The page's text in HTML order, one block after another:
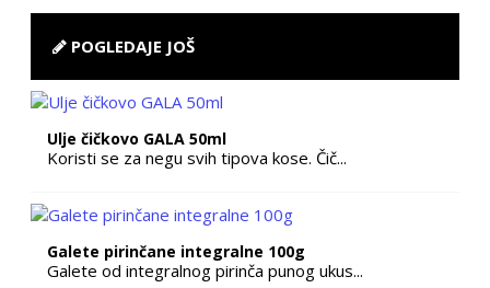
POGLEDAJE JOŠ
Ulje čičkovo GALA 50ml
Koristi se za negu svih tipova kose. Čič...
Galete pirinčane integralne 100g
Galete od integralnog pirinča punog ukus...